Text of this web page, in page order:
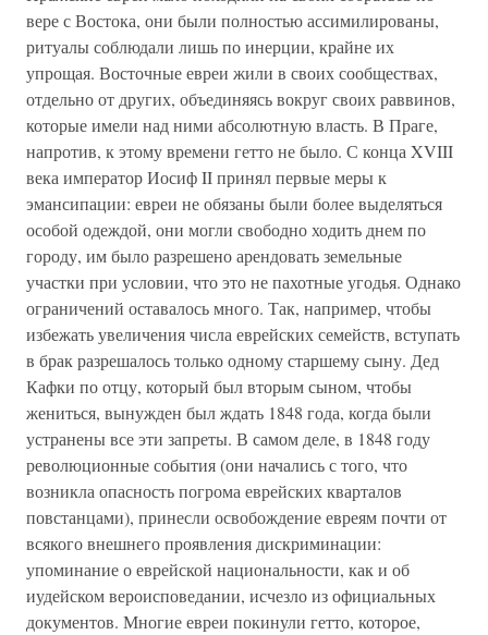
вере с Востока, они были полностью ассимилированы,
ритуалы соблюдали лишь по инерции, крайне их
упрощая. Восточные евреи жили в своих сообществах,
отдельно от других, объединяясь вокруг своих раввинов,
которые имели над ними абсолютную власть. В Праге,
напротив, к этому времени гетто не было. С конца XVIII
века император Иосиф II принял первые меры к
эмансипации: евреи не обязаны были более выделяться
особой одеждой, они могли свободно ходить днем по
городу, им было разрешено арендовать земельные
участки при условии, что это не пахотные угодья. Однако
ограничений оставалось много. Так, например, чтобы
избежать увеличения числа еврейских семейств, вступать
в брак разрешалось только одному старшему сыну. Дед
Кафки по отцу, который был вторым сыном, чтобы
жениться, вынужден был ждать 1848 года, когда были
устранены все эти запреты. В самом деле, в 1848 году
революционные события (они начались с того, что
возникла опасность погрома еврейских кварталов
повстанцами), принесли освобождение евреям почти от
всякого внешнего проявления дискриминации:
упоминание о еврейской национальности, как и об
иудейском вероисповедании, исчезло из официальных
документов. Многие евреи покинули гетто, которое,